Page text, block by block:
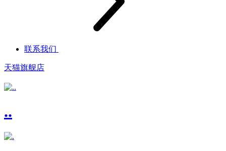
联系我们
天猫旗舰店
..